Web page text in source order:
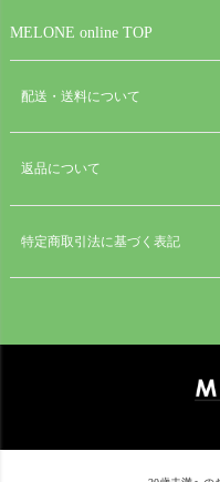
MELONE online TOP
配送・送料について
返品について
特定商取引法に基づく表記